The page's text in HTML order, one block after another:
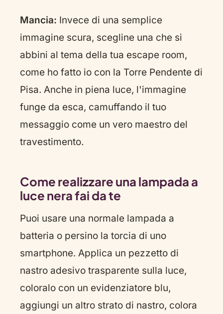
Mancia: Invece di una semplice
immagine scura, scegline una che si
abbini al tema della tua escape room,
come ho fatto io con la Torre Pendente di
Pisa. Anche in piena luce, l'immagine
funge da esca, camuffando il tuo
messaggio come un vero maestro del
travestimento.
Come realizzare una lampada a
luce nera fai da te
Puoi usare una normale lampada a
batteria o persino la torcia di uno
smartphone. Applica un pezzetto di
nastro adesivo trasparente sulla luce,
coloralo con un evidenziatore blu,
aggiungi un altro strato di nastro, colora